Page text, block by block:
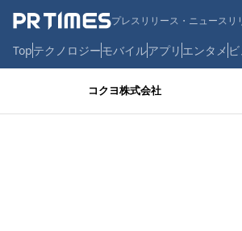
プレスリリース・ニュースリ
Topテクノロジーモバイルアプリ エンタメ
コクヨ株式会社